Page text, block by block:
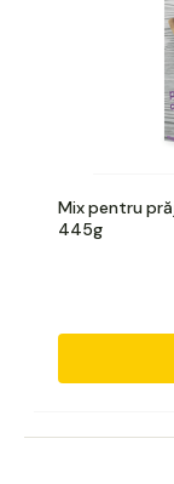
Mix pentru
445g